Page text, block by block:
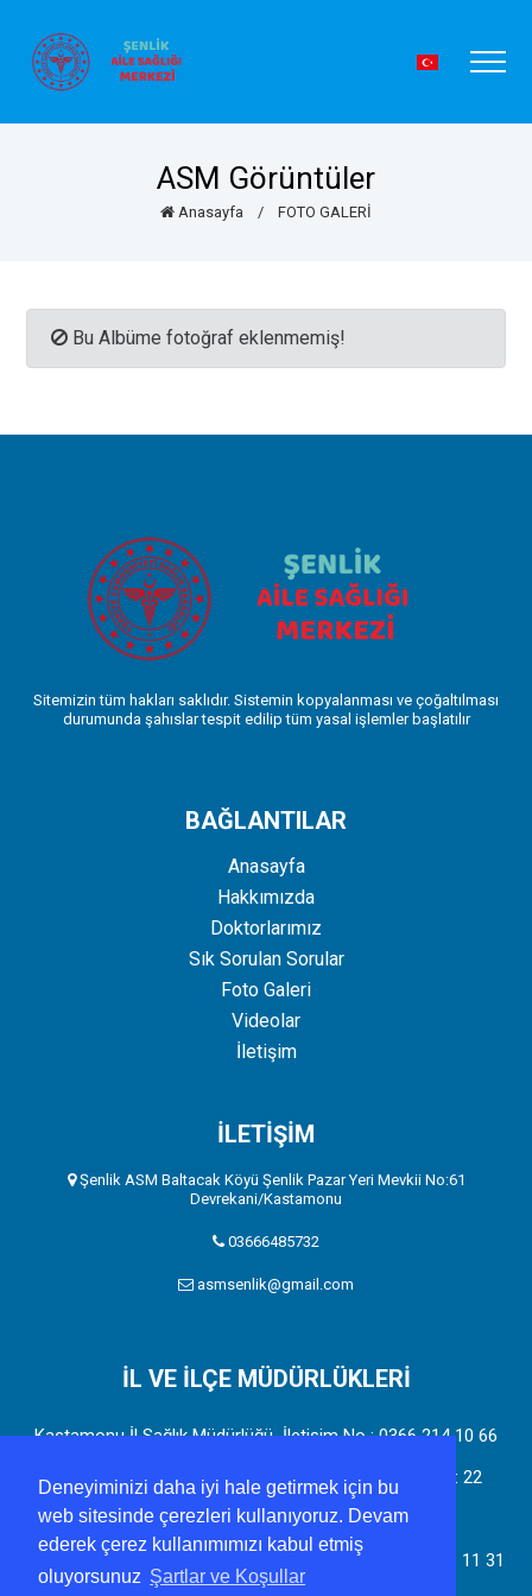
Deneyiminizi daha iyi hale getirmek için bu
web sitesinde çerezleri kullanıyoruz. Devam
ederek çerez kullanımımızı kabul etmiş
oluyorsunuz Şartlar ve Koşullar
ASM Görüntüler
Anasayfa / FOTO GALERİ
Bu Albüme fotoğraf eklenmemiş!
Sitemizin tüm hakları saklıdır. Sistemin kopyalanması ve çoğaltılması
durumunda şahıslar tespit edilip tüm yasal işlemler başlatılır
BAĞLANTILAR
Anasayfa
Hakkımızda
Doktorlarımız
Sık Sorulan Sorular
Foto Galeri
Videolar
İletişim
İLETİŞİM
Şenlik ASM Baltacak Köyü Şenlik Pazar Yeri Mevkii No:61
Devrekani/Kastamonu
03666485732
asmsenlik@gmail.com
İL VE İLÇE MÜDÜRLÜKLERİ
Kastamonu İl Sağlık Müdürlüğü İletişim No : 0366 214 10 66
Adres: Candaroğulları mah. Mahir Demir Sk. No: 18 D: 22
37150 Merkez/Kastamonu
Devrekani Toplum Sağlığı Merkezi İletişim No : 0366 638 11 31